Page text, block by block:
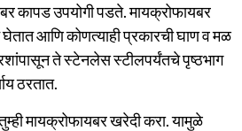
कापड उपयोगी पडते. मायक्रोफायबर
आणि कोणत्याही प्रकारची घाण व मळ
ते स्टेनलेस स्टीलपर्यंतचे पृष्ठभाग
ठरतात.
मायक्रोफायबर खरेदी करा. यामुळे